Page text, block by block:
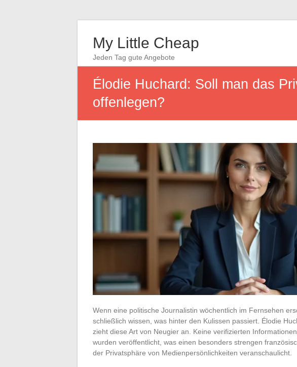
My Little Cheap
Jeden Tag gute Angebote
Élodie Huchard: Soll man das
offenlegen?
Wenn eine politische Journalistin wöchentlich im Fernsehen
schließlich wissen, was hinter den Kulissen passiert. Élodie
zieht diese Art von Neugier an. Keine verifizierten
wurden veröffentlicht, was einen besonders strengen
der Privatsphäre von Medienpersönlichkeiten veranschaulicht.